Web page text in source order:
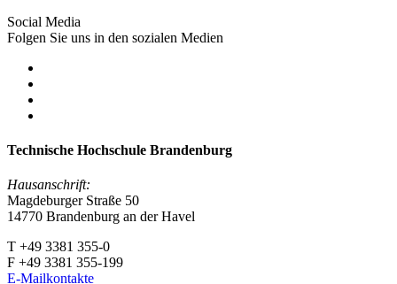
Social Media
Folgen Sie uns in den sozialen Medien
Technische Hochschule Brandenburg
Hausanschrift:
Magdeburger Straße 50
14770 Brandenburg an der Havel
T +49 3381 355-0
F +49 3381 355-199
E-Mailkontakte